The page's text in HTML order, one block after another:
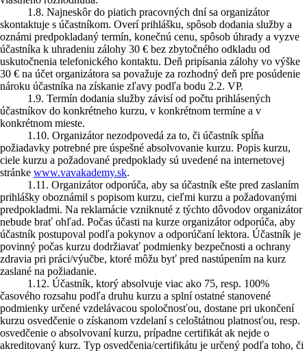
1.8. Najneskôr do piatich pracovných dní sa organizátor
skontaktuje s účastníkom. Overí prihlášku, spôsob dodania služby a
oznámi predpokladaný termín, konečnú cenu, spôsob úhrady a vyzve
účastníka k uhradeniu zálohy 30 € bez zbytočného odkladu od
uskutočnenia telefonického kontaktu. Deň pripísania zálohy vo výške
30 € na účet organizátora sa považuje za rozhodný deň pre posúdenie
nároku účastníka na získanie zľavy podľa bodu 2.2. VP.
1.9. Termín dodania služby závisí od počtu prihlásených
účastníkov do konkrétneho kurzu, v konkrétnom termíne a v
konkrétnom mieste.
1.10. Organizátor nezodpovedá za to, či účastník spĺňa
požiadavky potrebné pre úspešné absolvovanie kurzu. Popis kurzu,
ciele kurzu a požadované predpoklady sú uvedené na internetovej
stránke www.vavakademy.sk.
1.11. Organizátor odporúča, aby sa účastník ešte pred zaslaním
prihlášky oboznámil s popisom kurzu, cieľmi kurzu a požadovanými
predpokladmi. Na reklamácie vzniknuté z týchto dôvodov organizátor
nebude brať ohľad. Počas účasti na kurze organizátor odporúča, aby
účastník postupoval podľa pokynov a odporúčaní lektora. Účastník je
povinný počas kurzu dodržiavať podmienky bezpečnosti a ochrany
zdravia pri práci/výučbe, ktoré môžu byť pred nastúpením na kurz
zaslané na požiadanie.
1.12. Účastník, ktorý absolvuje viac ako 75, resp. 100%
časového rozsahu podľa druhu kurzu a splní ostatné stanovené
podmienky určené vzdelávacou spoločnosťou, dostane pri ukončení
kurzu osvedčenie o získanom vzdelaní s celoštátnou platnosťou, resp.
osvedčenie o absolvovaní kurzu, prípadne certifikát ak nejde o
akreditovaný kurz. Typ osvedčenia/certifikátu je určený podľa toho, či